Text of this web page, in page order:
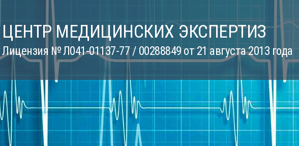
ЦЕНТР МЕДИЦИНСКИХ ЭКСПЕРТИЗ
Лицензия № Л041-01137-77 / 00288849 от 21 августа 2013 года